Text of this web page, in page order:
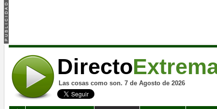
Directo
Las cosas como son. 7 de Agosto de 2026